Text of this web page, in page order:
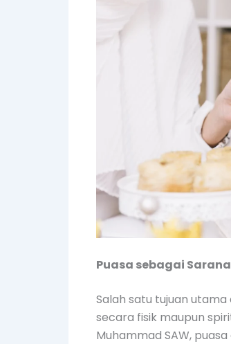
Puasa sebagai
Salah satu tujuan
secara fisik maupun
Muhammad SAW,